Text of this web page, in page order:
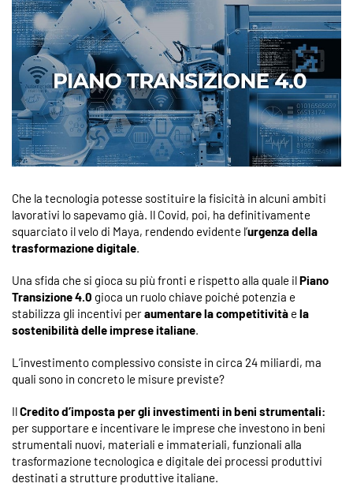
Che la tecnologia potesse sostituire la fisicità in alcuni ambiti
lavorativi lo sapevamo già. Il Covid, poi, ha definitivamente
squarciato il velo di Maya, rendendo evidente l’urgenza della
trasformazione digitale.
Una sfida che si gioca su più fronti e rispetto alla quale ilPiano
Transizione 4.0 gioca un ruolo chiave poiché potenzia e
stabilizza gli incentivi peraumentare la competitività ela
sostenibilità delle imprese italiane.
L’investimento complessivo consiste in circa 24 miliardi, ma
quali sono in concreto le misure previste?
IlCredito d’imposta per gli investimenti in beni strumentali:
per supportare e incentivare le imprese che investono in beni
strumentali nuovi, materiali e immateriali, funzionali alla
trasformazione tecnologica e digitale dei processi produttivi
destinati a strutture produttive italiane.